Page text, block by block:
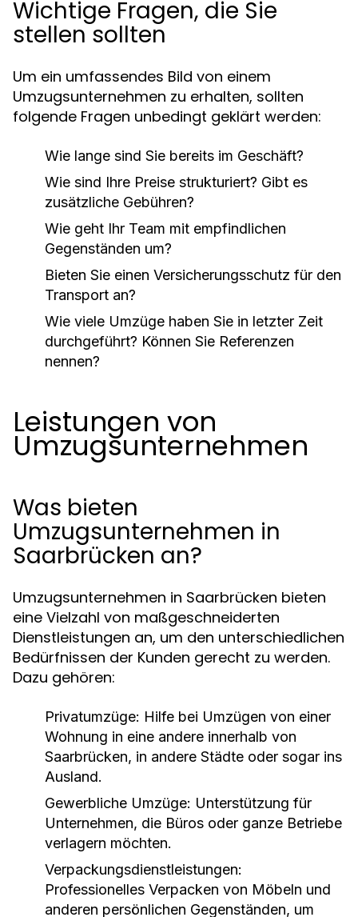
Wichtige Fragen, die Sie
stellen sollten
Um ein umfassendes Bild von einem
Umzugsunternehmen zu erhalten, sollten
folgende Fragen unbedingt geklärt werden:
Wie lange sind Sie bereits im Geschäft?
Wie sind Ihre Preise strukturiert? Gibt es
zusätzliche Gebühren?
Wie geht Ihr Team mit empfindlichen
Gegenständen um?
Bieten Sie einen Versicherungsschutz für den
Transport an?
Wie viele Umzüge haben Sie in letzter Zeit
durchgeführt? Können Sie Referenzen
nennen?
Leistungen von
Umzugsunternehmen
Was bieten
Umzugsunternehmen in
Saarbrücken an?
Umzugsunternehmen in Saarbrücken bieten
eine Vielzahl von maßgeschneiderten
Dienstleistungen an, um den unterschiedlichen
Bedürfnissen der Kunden gerecht zu werden.
Dazu gehören:
Privatumzüge: Hilfe bei Umzügen von einer
Wohnung in eine andere innerhalb von
Saarbrücken, in andere Städte oder sogar ins
Ausland.
Gewerbliche Umzüge: Unterstützung für
Unternehmen, die Büros oder ganze Betriebe
verlagern möchten.
Verpackungsdienstleistungen:
Professionelles Verpacken von Möbeln und
anderen persönlichen Gegenständen, um